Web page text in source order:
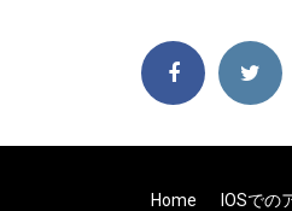
Home IOSでの